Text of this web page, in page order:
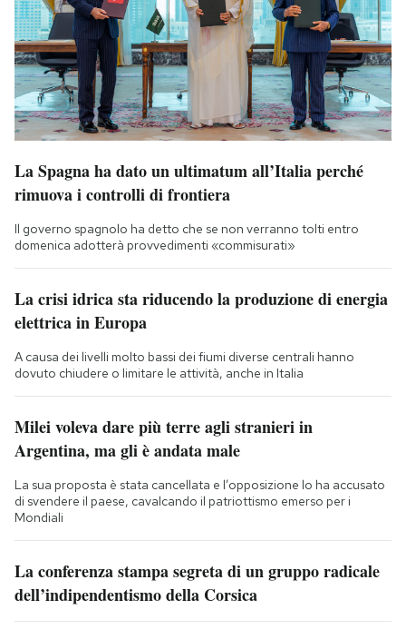
La Spagna ha dato un ultimatum all’Italia perché
rimuova i controlli di frontiera
Il governo spagnolo ha detto che se non verranno tolti entro
domenica adotterà provvedimenti «commisurati»
La crisi idrica sta riducendo la produzione di energia
elettrica in Europa
A causa dei livelli molto bassi dei fiumi diverse centrali hanno
dovuto chiudere o limitare le attività, anche in Italia
Milei voleva dare più terre agli stranieri in
Argentina, ma gli è andata male
La sua proposta è stata cancellata e l’opposizione lo ha accusato
di svendere il paese, cavalcando il patriottismo emerso per i
Mondiali
La conferenza stampa segreta di un gruppo radicale
dell’indipendentismo della Corsica